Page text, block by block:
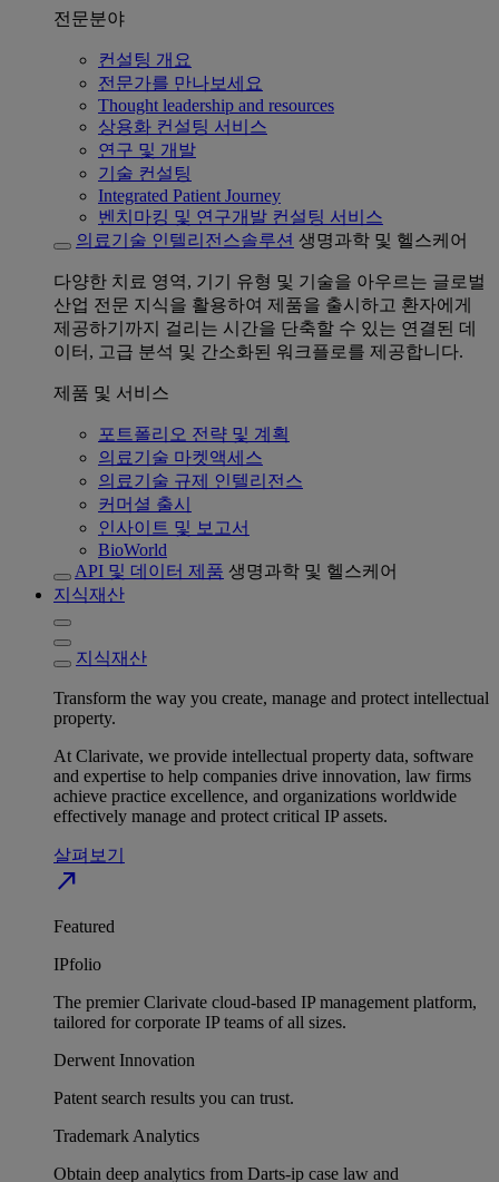
전문분야
컨설팅 개요
전문가를 만나보세요
Thought leadership and resources
상용화 컨설팅 서비스
연구 및 개발
기술 컨설팅
Integrated Patient Journey
벤치마킹 및 연구개발 컨설팅 서비스
의료기술 인텔리전스솔루션 생명과학 및 헬스케어
다양한 치료 영역, 기기 유형 및 기술을 아우르는 글로벌
산업 전문 지식을 활용하여 제품을 출시하고 환자에게
제공하기까지 걸리는 시간을 단축할 수 있는 연결된 데
이터, 고급 분석 및 간소화된 워크플로를 제공합니다.
제품 및 서비스
포트폴리오 전략 및 계획
의료기술 마켓액세스
의료기술 규제 인텔리전스
커머셜 출시
인사이트 및 보고서
BioWorld
API 및 데이터 제품 생명과학 및 헬스케어
지식재산
지식재산
Transform the way you create, manage and protect intellectual
property.
At Clarivate, we provide intellectual property data, software
and expertise to help companies drive innovation, law firms
achieve practice excellence, and organizations worldwide
effectively manage and protect critical IP assets.
살펴보기
north_east
Featured
IPfolio
The premier Clarivate cloud-based IP management platform,
tailored for corporate IP teams of all sizes.
Derwent Innovation
Patent search results you can trust.
Trademark Analytics
Obtain deep analytics from Darts-ip case law and